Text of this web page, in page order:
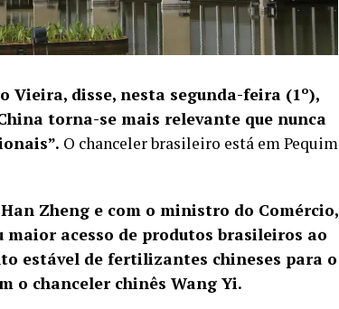
Vieira, disse, nesta segunda-feira (1º),
torna-se mais relevante que nunca
O chanceler brasileiro está em Pequim
Zheng e com o ministro do Comércio,
acesso de produtos brasileiros ao
estável de fertilizantes chineses para o
o chanceler chinês Wang Yi.